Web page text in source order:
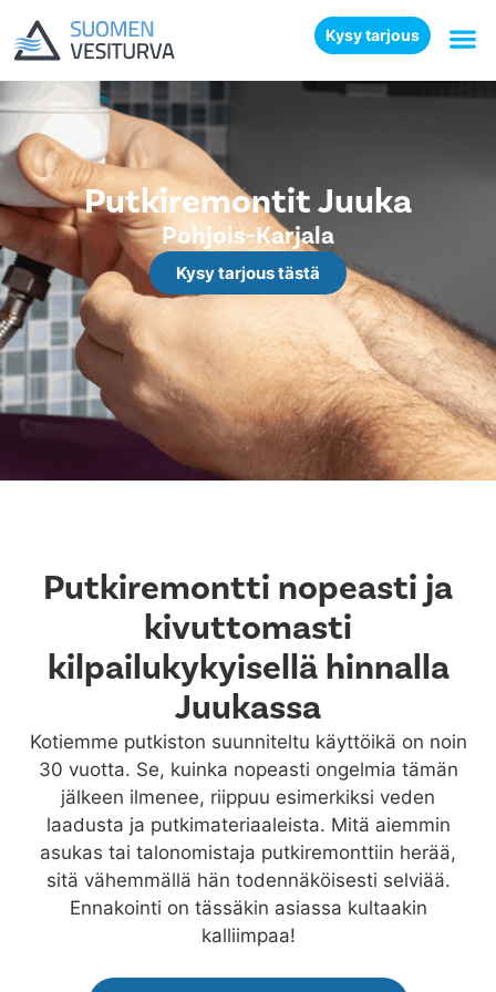
Kysy tarjous
Putkiremontit Juuka
Pohjois-Karjala
Kysy tarjous tästä
Putkiremontti nopeasti ja
kivuttomasti
kilpailukykyisellä hinnalla
Juukassa
Kotiemme putkiston suunniteltu käyttöikä on noin
30 vuotta. Se, kuinka nopeasti ongelmia tämän
jälkeen ilmenee, riippuu esimerkiksi veden
laadusta ja putkimateriaaleista. Mitä aiemmin
asukas tai talonomistaja putkiremonttiin herää,
sitä vähemmällä hän todennäköisesti selviää.
Ennakointi on tässäkin asiassa kultaakin
kalliimpaa!